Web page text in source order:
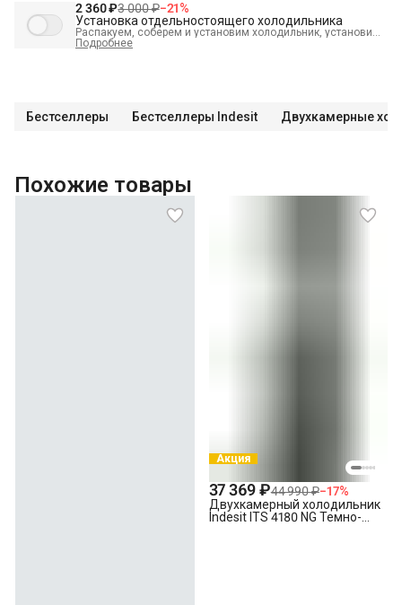
2 360 ₽3 000 ₽−21%
Установка отдельностоящего холодильника
Распакуем, соберем и установим холодильник, установим
полки, выставим по уровню, подключим к электросети и
КАД)Выставление по уровнюПодключение к готовым
холодильника Проверка работоспособности
Перенавешивание дверей отдельностоящего холодильника
отдельностоящего холодильника без электронного
управления * Утилизация старой техники
Подробнее
Бестселлеры Бестселлеры Indesit Двухкамерные
Похожие товары
Акция
37 369 ₽44 990 ₽−17%
Двухкамерный холодильник
Indesit ITS 4180 NG Темно-